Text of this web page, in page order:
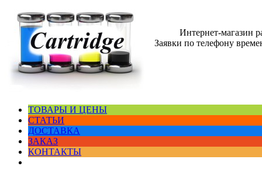
Интернет-магазин
Заявки по телефону
ТОВАРЫ И ЦЕНЫ
СТАТЬИ
ДОСТАВКА
ЗАКАЗ
КОНТАКТЫ